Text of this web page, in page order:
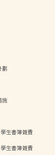
劃
施
生書簿雜費
生書簿雜費